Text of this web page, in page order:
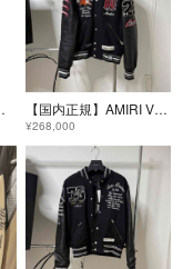
ケット 【国内正規】AMIRI VINTAGE PATCH VARSITY アミリ L
¥268,000